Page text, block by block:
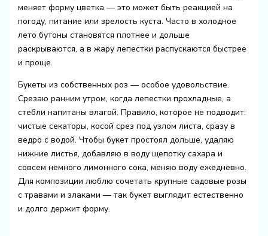
меняет форму цветка — это может быть реакцией на
погоду, питание или зрелость куста. Часто в холодное
лето бутоны становятся плотнее и дольше
раскрываются, а в жару лепестки распускаются быстрее
и проще.
Букеты из собственных роз — особое удовольствие.
Срезаю ранним утром, когда лепестки прохладные, а
стебли напитаны влагой. Правило, которое не подводит:
чистые секаторы, косой срез под узлом листа, сразу в
ведро с водой. Чтобы букет простоял дольше, удаляю
нижние листья, добавляю в воду щепотку сахара и
совсем немного лимонного сока, меняю воду ежедневно.
Для композиции люблю сочетать крупные садовые розы
с травами и злаками — так букет выглядит естественно
и долго держит форму.